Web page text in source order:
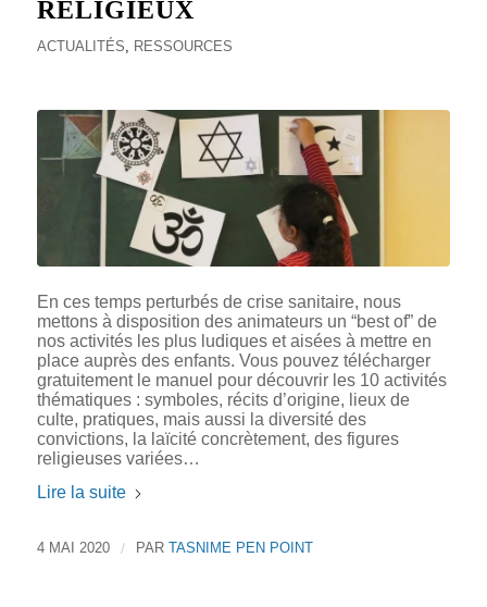
RELIGIEUX
ACTUALITÉS RESSOURCES
En ces temps perturbés de crise sanitaire, nous
mettons à disposition des animateurs un “best of” de
nos activités les plus ludiques et aisées à mettre en
place auprès des enfants. Vous pouvez télécharger
gratuitement le manuel pour découvrir les 10 activités
thématiques : symboles, récits d’origine, lieux de
culte, pratiques, mais aussi la diversité des
convictions, la laïcité concrètement, des figures
religieuses variées…
Lire la suite
4 MAI 2020 / PAR TASNIME PEN POINT